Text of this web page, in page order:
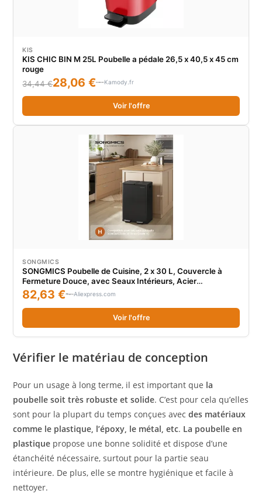
KIS
KIS CHIC BIN M 25L Poubelle a pédale 26,5 x 40,5 x 45 cm
rouge
34,44 €28,06 € Kamody.fr
Voir l'offre
SONGMICS
SONGMICS Poubelle de Cuisine, 2 x 30 L, Couvercle à
Fermeture Douce, avec Seaux Intérieurs, Acier
Inoxydable, 15 Sacs Poubelle Inclus, Gris Ardoise/Noir
d’Encre
82,63 € Aliexpress.com
Voir l'offre
Vérifier le matériau de conception
Pour un usage à long terme, il est important que la
poubelle soit très robuste et solide. C’est pour cela qu’elles
sont pour la plupart du temps conçues avecdes matériaux
comme le plastique, l’époxy, le métal, etc. La poubelle en
plastique propose une bonne solidité et dispose d’une
étanchéité nécessaire, surtout pour la partie seau
intérieure. De plus, elle se montre hygiénique et facile à
nettoyer.